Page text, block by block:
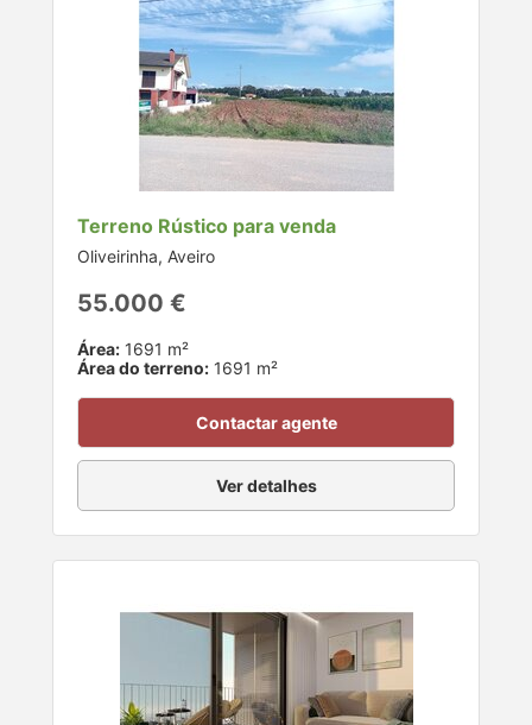
Terreno Rústico para venda
Oliveirinha, Aveiro
55.000 €
Área: 1691 m²
Área do terreno: 1691 m²
Contactar agente
Ver detalhes